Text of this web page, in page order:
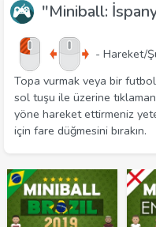
"Miniball:
- Hareket/
Topa vurmak veya bir
sol tuşu ile üzerine
yöne hareket ettirmeniz
için fare düğmesini bırakın.